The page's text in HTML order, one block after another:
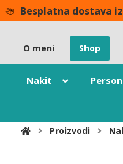
Besplatna dostava
O meni Shop
Nakit
Proizvodi